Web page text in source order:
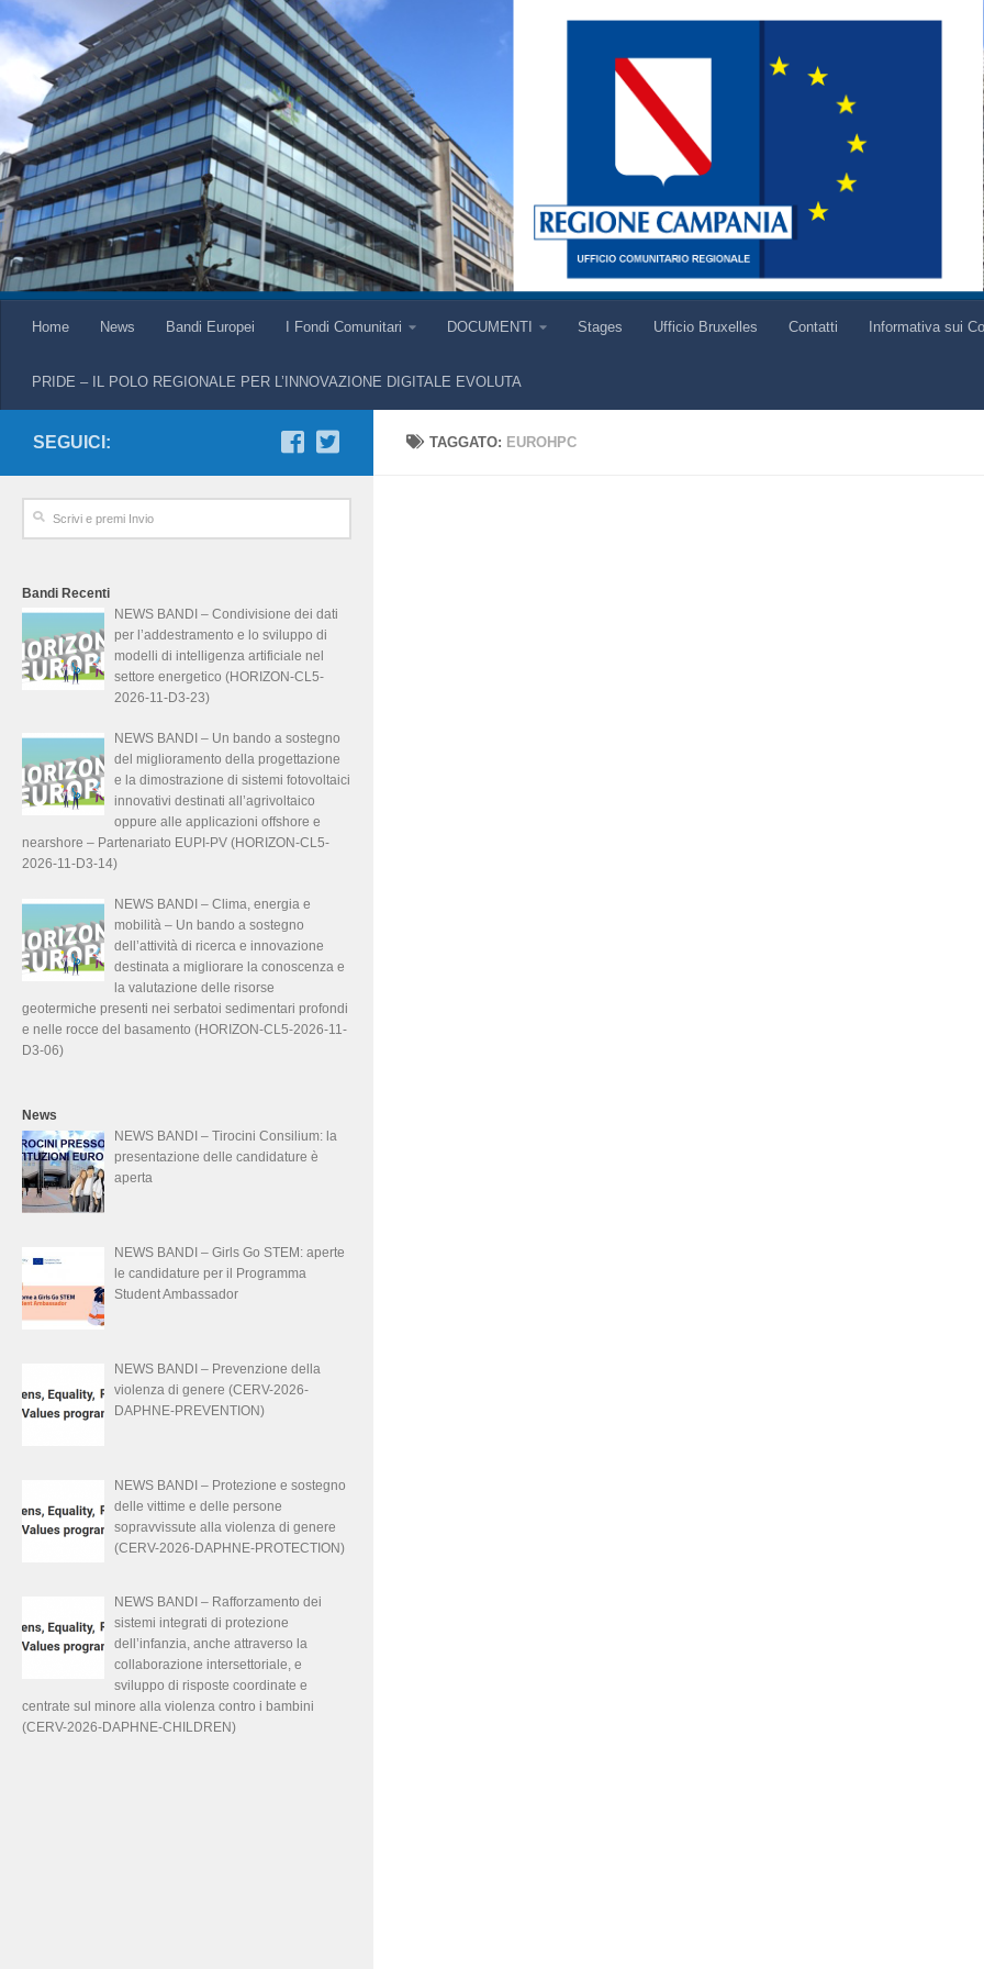
Home News Bandi Europei I Fondi Comunitari DOCUMENTI Stages Ufficio Bruxelles Contatti Informativa sui
PRIDE – IL POLO REGIONALE PER L’INNOVAZIONE DIGITALE EVOLUTA
TAGGATO: EUROHPC
SEGUICI:
Bandi Recenti
NEWS BANDI – Condivisione dei dati
per l’addestramento e lo sviluppo di
modelli di intelligenza artificiale nel
settore energetico (HORIZON-CL5-
2026-11-D3-23)
NEWS BANDI – Un bando a sostegno
del miglioramento della progettazione
e la dimostrazione di sistemi fotovoltaici
innovativi destinati all’agrivoltaico
oppure alle applicazioni offshore e
nearshore – Partenariato EUPI-PV (HORIZON-CL5-
2026-11-D3-14)
NEWS BANDI – Clima, energia e
mobilità – Un bando a sostegno
dell’attività di ricerca e innovazione
destinata a migliorare la conoscenza e
la valutazione delle risorse
geotermiche presenti nei serbatoi sedimentari profondi
e nelle rocce del basamento (HORIZON-CL5-2026-11-
D3-06)
News
NEWS BANDI – Tirocini Consilium: la
presentazione delle candidature è
aperta
NEWS BANDI – Girls Go STEM: aperte
le candidature per il Programma
Student Ambassador
NEWS BANDI – Prevenzione della
violenza di genere (CERV-2026-
DAPHNE-PREVENTION)
NEWS BANDI – Protezione e sostegno
delle vittime e delle persone
sopravvissute alla violenza di genere
(CERV-2026-DAPHNE-PROTECTION)
NEWS BANDI – Rafforzamento dei
sistemi integrati di protezione
dell’infanzia, anche attraverso la
collaborazione intersettoriale, e
sviluppo di risposte coordinate e
centrate sul minore alla violenza contro i bambini
(CERV-2026-DAPHNE-CHILDREN)